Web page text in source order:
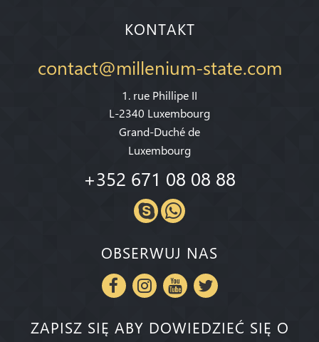
KONTAKT
contact@millenium-state.com
1. rue Phillipe II
L-2340 Luxembourg
Grand-Duché de
Luxembourg
+352 671 08 08 88
OBSERWUJ NAS
ZAPISZ SIĘ ABY DOWIEDZIEĆ SIĘ O